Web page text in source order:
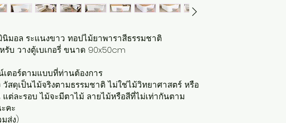
นิมอล ระแนงขาว ทอปไม้ยาพาราสีธรรมชาติ
รับ วางตู้เบเกอรี่ ขนาด 90x50cm
เตอร์ตามแบบที่ท่านต้องการ
สดุเป็นไม้จริงตามธรรมชาติ ไม่ใช่ไม้วิทยาศาสตร์ หรือ
ต่ละรอบ ไม้จะมีตาไม้ ลายไม้หรือสีที่ไม่เท่ากันตาม
คะ
ส่ง)